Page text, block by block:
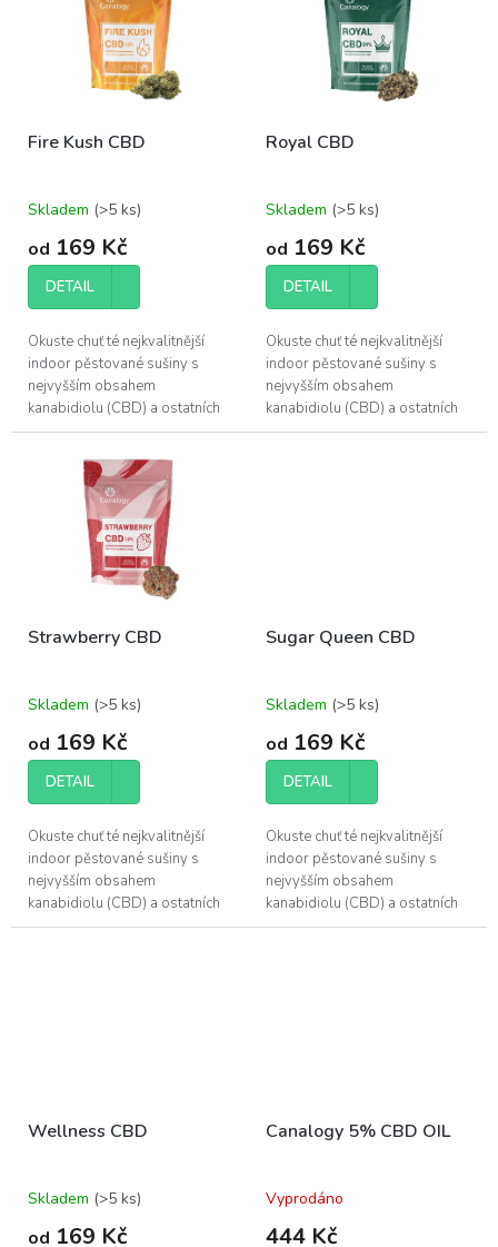
d
t
ů
Fire Kush CBD
Skladem (>5 ks)
od 169 Kč
DETAIL
Okuste chuť té nejkvalitnější
indoor pěstované sušiny s
nejvyšším obsahem
kanabidiolu (CBD) a ostatních
účinných látek, které konopí
Royal CBD
Skladem (>5 ks)
od 169 Kč
DETAIL
Okuste chuť té nejkvalitnější
indoor pěstované sušiny s
nejvyšším obsahem
kanabidiolu (CBD) a ostatních
účinných látek, které konopí
Strawberry CBD
Skladem (>5 ks)
od 169 Kč
DETAIL
Okuste chuť té nejkvalitnější
indoor pěstované sušiny s
nejvyšším obsahem
kanabidiolu (CBD) a ostatních
účinných látek, které konopí
Sugar Queen CBD
Skladem (>5 ks)
od 169 Kč
DETAIL
Okuste chuť té nejkvalitnější
indoor pěstované sušiny s
nejvyšším obsahem
kanabidiolu (CBD) a ostatních
účinných látek, které konopí
Wellness CBD
Skladem (>5 ks)
od 169 Kč
Canalogy 5% CBD OIL
Vyprodáno
444 Kč